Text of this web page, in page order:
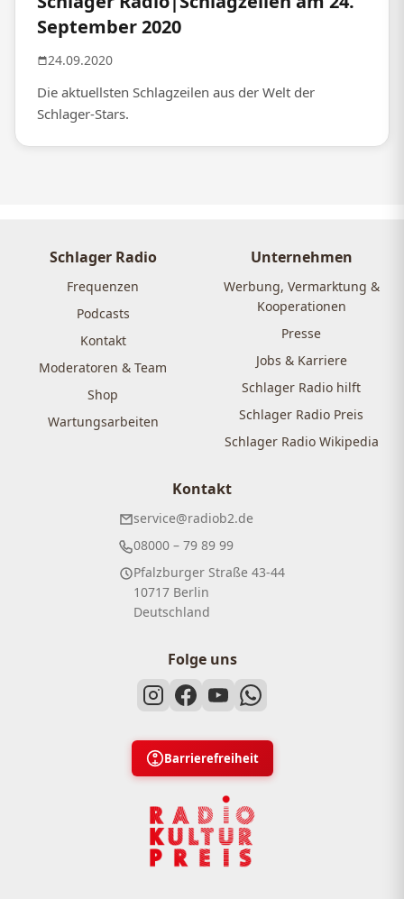
September 2020
24.09.2020
Die aktuellsten Schlagzeilen aus der Welt der
Schlager-Stars.
Schlager Radio
Frequenzen
Podcasts
Kontakt
Moderatoren & Team
Shop
Wartungsarbeiten
Unternehmen
Werbung, Vermarktung &
Kooperationen
Presse
Jobs & Karriere
Schlager Radio hilft
Schlager Radio Preis
Schlager Radio Wikipedia
Kontakt
service@radiob2.de
08000 – 79 89 99
Pfalzburger Straße 43-44
10717 Berlin
Deutschland
Folge uns
Barrierefreiheit